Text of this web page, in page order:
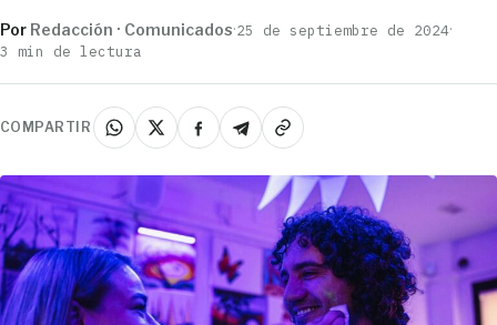
Por Redacción · Comunicados·25 de septiembre de 2024·
3 min de lectura
COMPARTIR